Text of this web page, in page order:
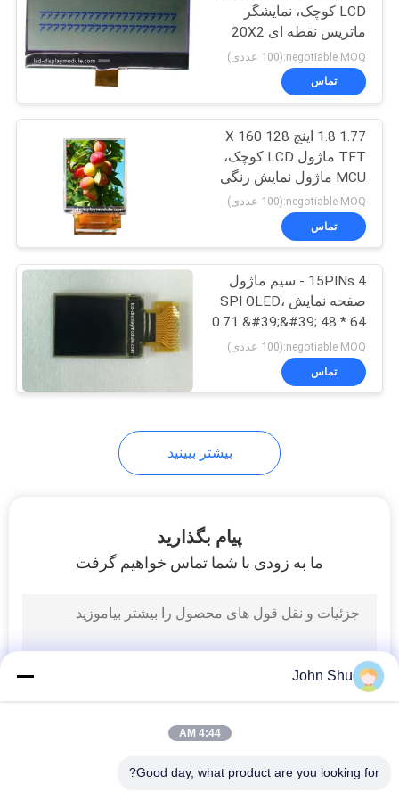
صفحه نمایش ال سی
دی
20
مانیتور ال سی دی
TFT
9
صفحه نمایش LCD
صفحه نمایش لمسی
LCD
11
LCD کوچک، نمایشگر
ماتریس نقطه ای 20X2
رنگ دفتر STN خاکستری
negotiable MOQ:(100 عددی)
تماس
1.77 1.8 اینچ 128 X 160
TFT ماژول LCD کوچک،
MCU ماژول نمایش رنگی
LCD
negotiable MOQ:(100 عددی)
تماس
15PINs 4 - سیم ماژول
صفحه نمایش SPI OLED،
0.71 &#39;&#39; 48 * 64
نمایش OLED سفارشی
negotiable MOQ:(100 عددی)
تماس
بیشتر ببینید
پیام بگذارید
ما به زودی با شما تماس خواهیم گرفت
John Shu
4:44 AM
Good day, what product are you looking for?